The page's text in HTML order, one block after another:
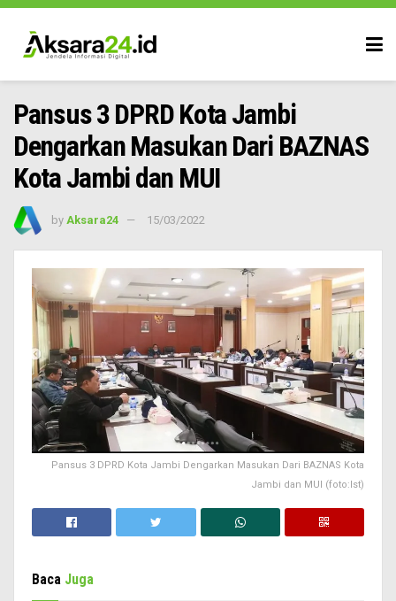
Pansus 3 DPRD Kota Jambi
Dengarkan Masukan Dari BAZNAS
Kota Jambi dan MUI
by Aksara24 15/03/2022
Pansus 3 DPRD Kota Jambi Dengarkan Masukan Dari BAZNAS Kota
Jambi dan MUI (foto:Ist)
Baca Juga